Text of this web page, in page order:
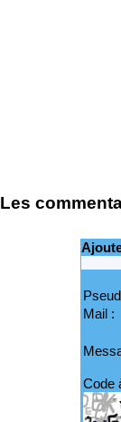
Les
Mail :
Code